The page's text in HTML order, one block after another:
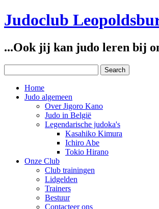
Judoclub
...Ook jij kan judo leren bij
Home
Judo algemeen
Over Jigoro Kano
Judo in België
Legendarische judoka's
Kasahiko Kimura
Ichiro Abe
Tokio Hirano
Onze Club
Club trainingen
Lidgelden
Trainers
Bestuur
Contacteer ons